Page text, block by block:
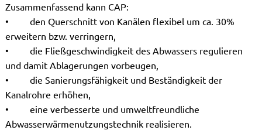
Zusammenfassend kann CAP:
• den Querschnitt von Kanälen flexibel um ca. 30%
erweitern bzw. verringern,
• die Fließgeschwindigkeit des Abwassers regulieren
und damit Ablagerungen vorbeugen,
• die Sanierungsfähigkeit und Beständigkeit der
Kanalrohre erhöhen,
• eine verbesserte und umweltfreundliche
Abwasserwärmenutzungstechnik realisieren.